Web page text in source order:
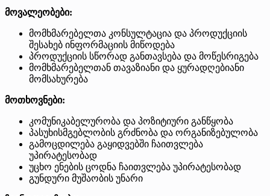
მოვალეობები:
მომხმარებელთა კონსულტაცია და პროდუქციის
შესახებ ინფორმაციის მიწოდება
პროდუქციის სწორად განთავსება და მოწესრიგება
მომხმარებელთან თავაზიანი და ყურადღებიანი
მომსახურება
მოთხოვნები:
კომუნიკაბელურობა და პოზიტიური განწყობა
პასუხისმგებლობის გრძნობა და ორგანიზებულობა
გამოცდილება გაყიდვებში ჩაითვლება
უპირატესობად
უცხო ენების ცოდნა ჩაითვლება უპირატესობად
გუნდური მუშაობის უნარი